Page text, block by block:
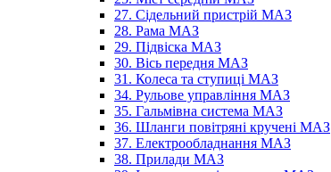
27. Сідельний пристрій МАЗ
28. Рама МАЗ
29. Підвіска МАЗ
30. Вісь передня МАЗ
31. Колеса та ступиці МАЗ
34. Рульове управління МАЗ
35. Гальмівна система МАЗ
36. Шланги повітряні кручені МАЗ
37. Електрообладнання МАЗ
38. Прилади МАЗ